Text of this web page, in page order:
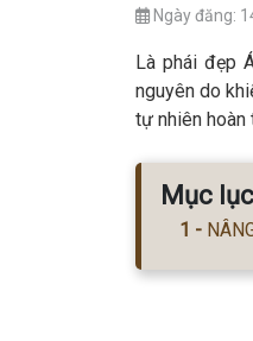
Ngày đăng:
Là phái đẹp
nguyên do
tự nhiên hoàn
Mục lục